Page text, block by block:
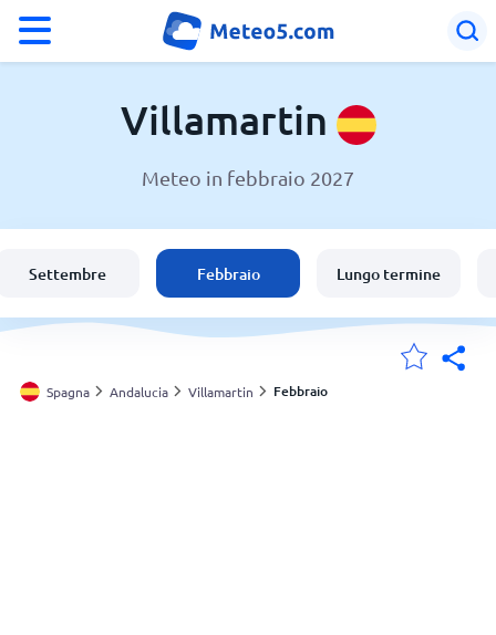
Meteo a Villamartin
Italia
Svizzera
Villamartin
Meteo in febbraio 2027
Settembre Febbraio Lungo termine
Spagna Andalucia Villamartin Febbraio